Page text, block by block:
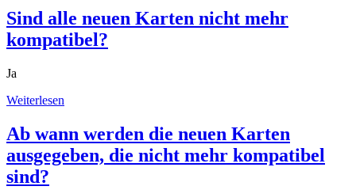
Sind alle neuen Karten nicht mehr
kompatibel?
Ja
Weiterlesen
Ab wann werden die neuen Karten
ausgegeben, die nicht mehr kompatibel
sind?